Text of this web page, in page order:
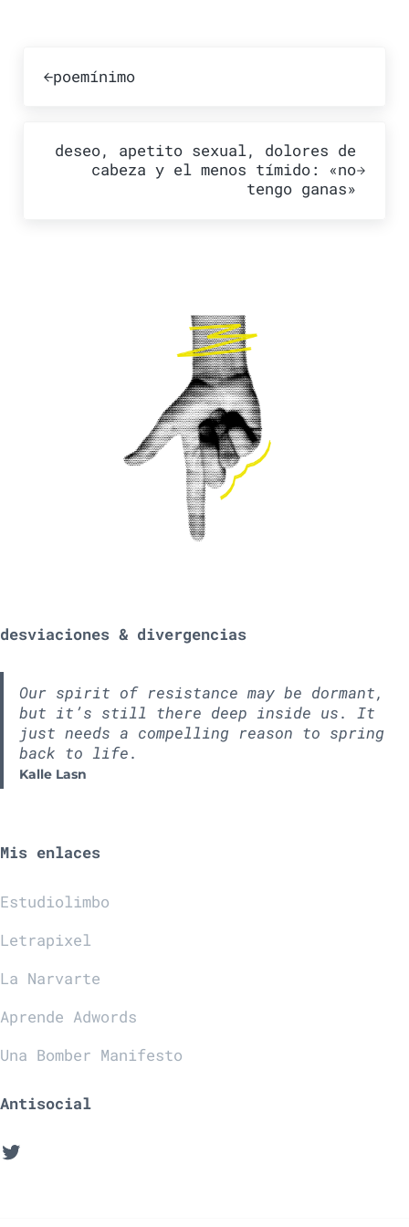
poemínimo
deseo, apetito sexual, dolores de
cabeza y el menos tímido: «no
tengo ganas»
desviaciones & divergencias
Our spirit of resistance may be dormant,
but it’s still there deep inside us. It
just needs a compelling reason to spring
back to life.
Kalle Lasn
Mis enlaces
Estudiolimbo
Letrapixel
La Narvarte
Aprende Adwords
Una Bomber Manifesto
Antisocial
Twitter